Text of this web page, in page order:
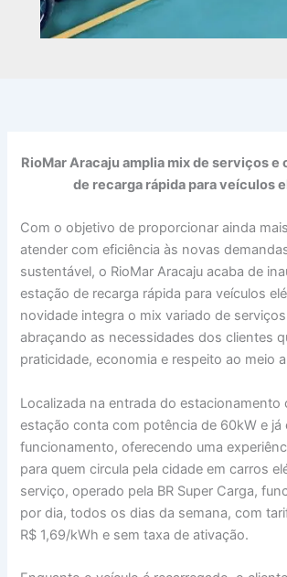
RioMar Aracaju amplia mix de serviços
de recarga rápida para veículos
Com o objetivo de proporcionar ainda
atender com eficiência às novas
sustentável, o RioMar Aracaju acaba de
estação de recarga rápida para veículos
novidade integra o mix variado de
abraçando as necessidades dos clientes
praticidade, economia e respeito ao meio
Localizada na entrada do estacionamento
estação conta com potência de 60kW e já
funcionamento, oferecendo uma
para quem circula pela cidade em carros
serviço, operado pela BR Super Carga,
por dia, todos os dias da semana, com
R$ 1,69/kWh e sem taxa de ativação.